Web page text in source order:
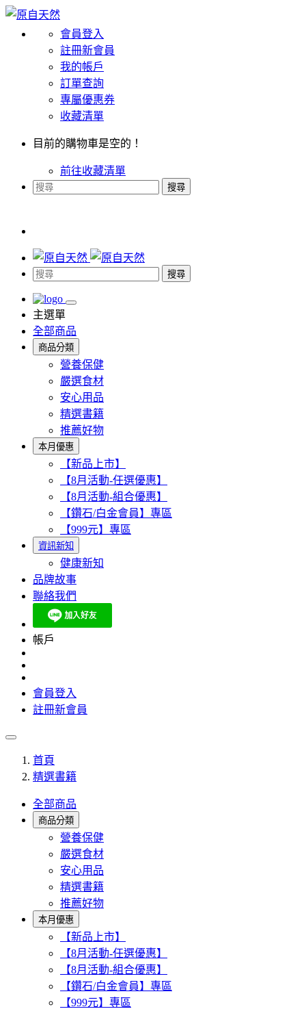
會員登入
註冊新會員
我的帳戶
訂單查詢
專屬優惠券
收藏清單
目前的購物車是空的！
前往收藏清單
搜尋
搜尋
主選單
全部商品
商品分類
營養保健
嚴選食材
安心用品
精選書籍
推薦好物
本月優惠
【新品上市】
【8月活動-任選優惠】
【8月活動-組合優惠】
【鑽石/白金會員】專區
【999元】專區
資訊新知
健康新知
品牌故事
聯絡我們
帳戶
會員登入
註冊新會員
首頁
精選書籍
全部商品
商品分類
營養保健
嚴選食材
安心用品
精選書籍
推薦好物
本月優惠
【新品上市】
【8月活動-任選優惠】
【8月活動-組合優惠】
【鑽石/白金會員】專區
【999元】專區